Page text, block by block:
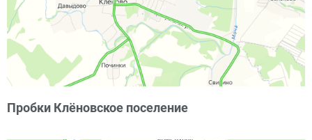
Пробки Клёновское поселение